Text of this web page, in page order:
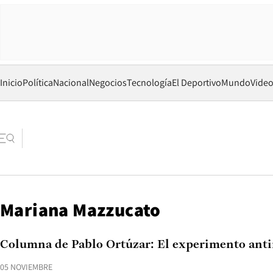
InicioPolíticaNacionalNegociosTecnologíaEl DeportivoMundo
Mariana Mazzucato
05 NOVIEMBRE
Columna de Pablo Ortúzar: El experimento